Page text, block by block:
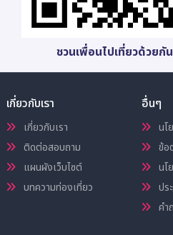
ชวนเพื่อนไปเที่ยวด้วยกั
เกี่ยวกับเรา
เกี่ยวกับเรา
ติดต่อสอบถาม
แผนผังเว็บไซต์
บทความท่องเที่ยว
อื่นๆ
นโ
ข้อ
นโ
ปร
คำ